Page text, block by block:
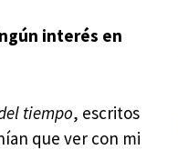
interés en
tiempo, escritos
que ver con mi